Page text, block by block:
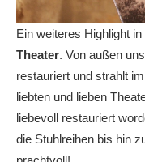
Ein weiteres Highlight
Theater. Von außen
restauriert und strahlt
liebten und lieben
liebevoll restauriert
die Stuhlreihen bis hin